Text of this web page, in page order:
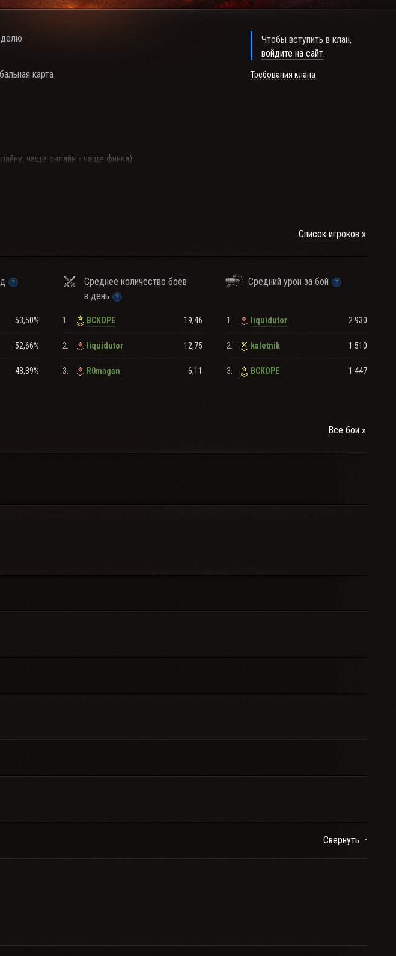
карта
чаще онлайн - чаще финка)
Чтобы вступить в клан,
войдите на сайт.
Требования клана
Список игроков
Среднее количество боёв
в день
Средний урон за бой
53,50%
52,66%
48,39%
1. BCKOPE 19,46
2. Iiquidutor 12,75
3. R0magan 6,11
1. Iiquidutor 2 930
2. kaletnik 1 510
3. BCKOPE 1 447
Все бои
Свернуть